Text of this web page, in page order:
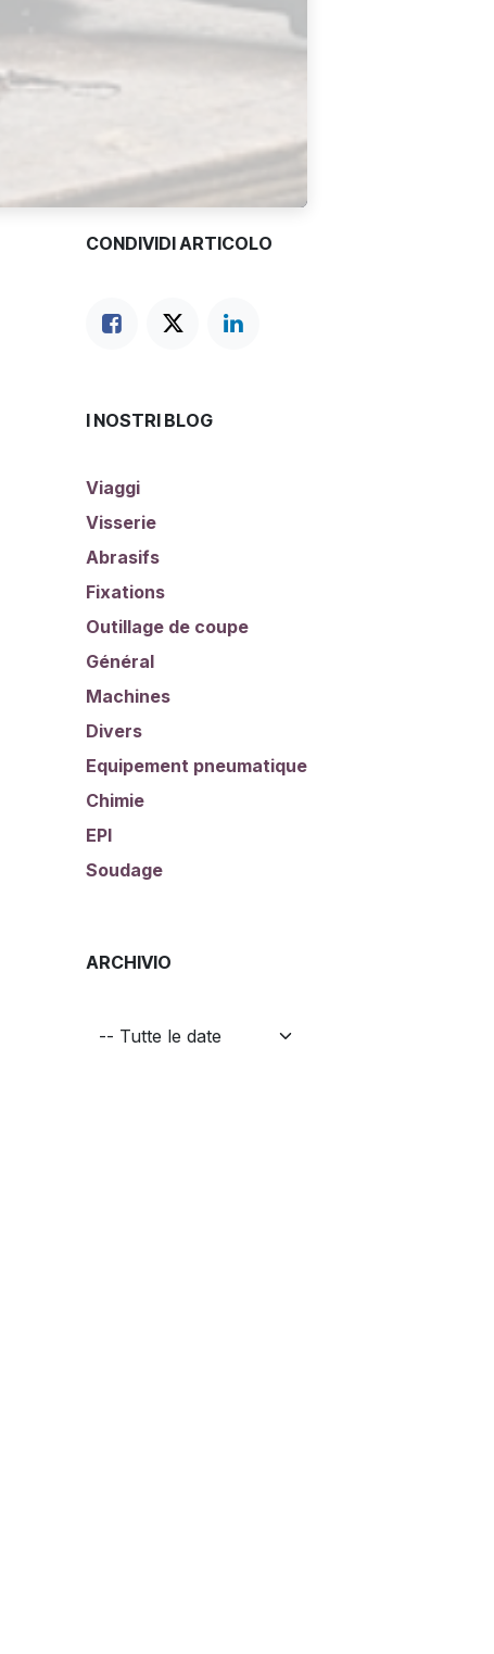
CONDIVIDI ARTICOLO
I NOSTRI BLOG
Viaggi
Visserie
Abrasifs
Fixations
Outillage de coupe
Général
Machines
Divers
Equipement pneumatique
Chimie
EPI
Soudage
ARCHIVIO